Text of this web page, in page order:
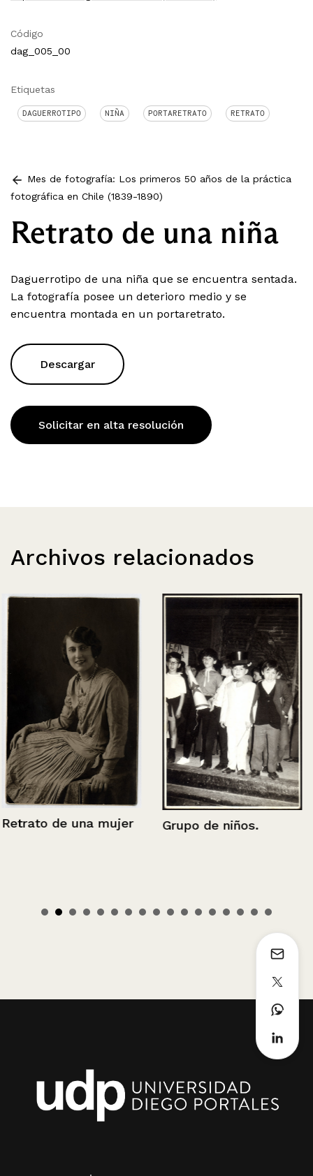
Código
dag_005_00
Etiquetas
DAGUERROTIPO NIÑA PORTARETRATO RETRATO
Mes de fotografía: Los primeros 50 años de la práctica
fotográfica en Chile (1839-1890)
Retrato de una niña
Daguerrotipo de una niña que se encuentra sentada.
La fotografía posee un deterioro medio y se
encuentra montada en un portaretrato.
Descargar
Solicitar en alta resolución
Archivos relacionados
Retrato de una mujer Grupo de niños.